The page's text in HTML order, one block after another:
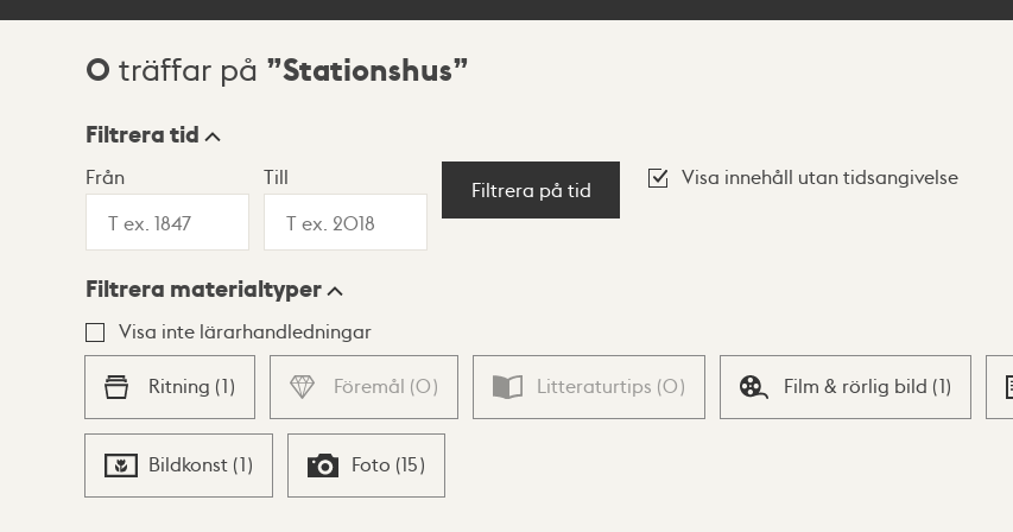
Sökresultat
0 träffar på Stationshus
Visningsläge
Lista Karta
Filtrera tid
Från Till
Filtrera på tid
Visa innehåll utan tidsangivelse
Filtrera materialtyper
Visa inte lärarhandledningar
Ritning (1) Föremål (0) Litteraturtips (0) Film & rörlig bild (1)
Bildkonst (1) Foto (15)